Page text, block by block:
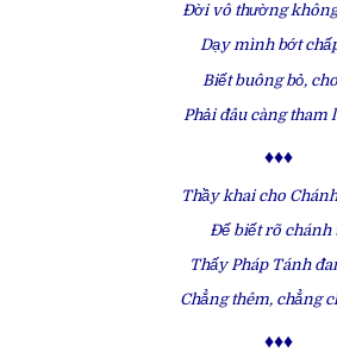
Đời vô thường
Dạy mình bớt
Biết buông bỏ,
Phải đâu càng tham
♦♦♦
Thầy khai cho
Để biết rõ chánh
Thấy Pháp Tánh
Chẳng thêm, chẳng
♦♦♦